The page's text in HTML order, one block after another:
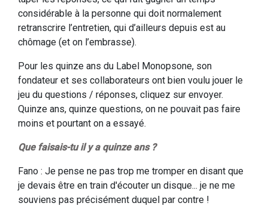
considérable à la personne qui doit normalement
retranscrire l’entretien, qui d’ailleurs depuis est au
chômage (et on l’embrasse).
Pour les quinze ans du Label Monopsone, son
fondateur et ses collaborateurs ont bien voulu jouer le
jeu du questions / réponses, cliquez sur envoyer.
Quinze ans, quinze questions, on ne pouvait pas faire
moins et pourtant on a essayé.
Que faisais-tu il y a quinze ans ?
Fano : Je pense ne pas trop me tromper en disant que
je devais être en train d'écouter un disque... je ne me
souviens pas précisément duquel par contre !